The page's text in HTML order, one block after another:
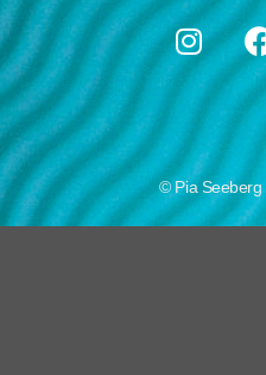
© Pia Seeberg